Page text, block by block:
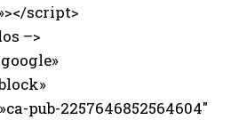
script>
–>
pub-2257646852564604″